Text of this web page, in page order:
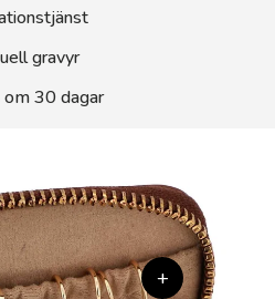
gravyr
30 dagar
+